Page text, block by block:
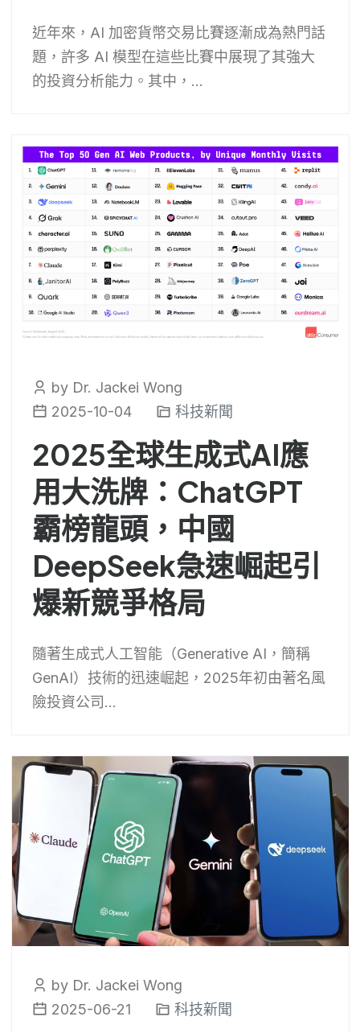
近年來，AI 加密貨幣交易比賽逐漸成為熱門話
題，許多 AI 模型在這些比賽中展現了其強大
的投資分析能力。其中，...
by Dr. Jackei Wong
2025-10-04
科技新聞
2025全球生成式AI應
用大洗牌：ChatGPT
霸榜龍頭，中國
DeepSeek急速崛起引
爆新競爭格局
隨著生成式人工智能（Generative AI，簡稱
GenAI）技術的迅速崛起，2025年初由著名風
險投資公司...
by Dr. Jackei Wong
2025-06-21
科技新聞